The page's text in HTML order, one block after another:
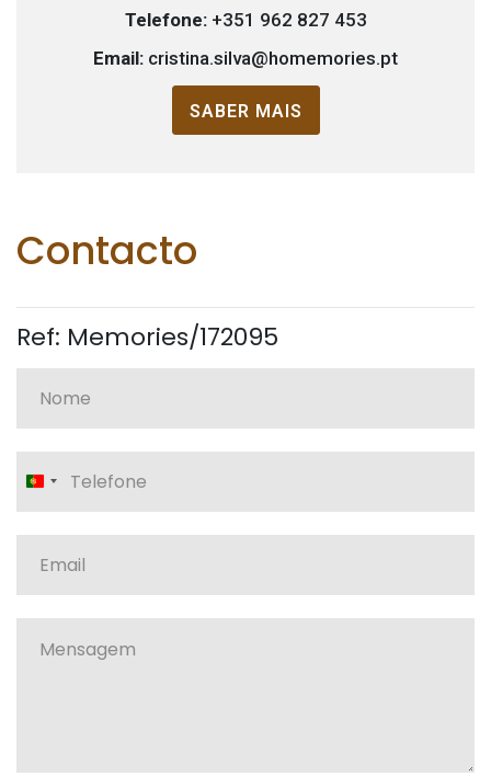
Telefone: +351 962 827 453
Email: cristina.silva@homemories.pt
SABER MAIS
Contacto
Ref: Memories/172095
Portugal
+351